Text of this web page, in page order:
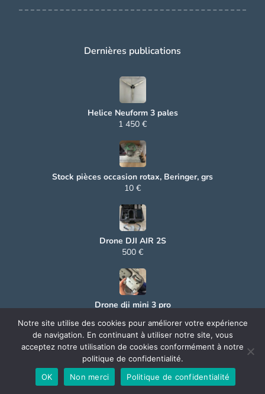
Dernières publications
Helice Neuform 3 pales
1 450 €
Stock pièces occasion rotax, Beringer, grs
10 €
Drone DJI AIR 2S
500 €
Drone dji mini 3 pro
© 2025 Aerocoin. All rights reserved.
Notre site utilise des cookies pour améliorer votre expérience
de navigation. En continuant à utiliser notre site, vous
acceptez notre utilisation de cookies conformément à notre
politique de confidentialité.
OK
Non merci Politique de confidentialité